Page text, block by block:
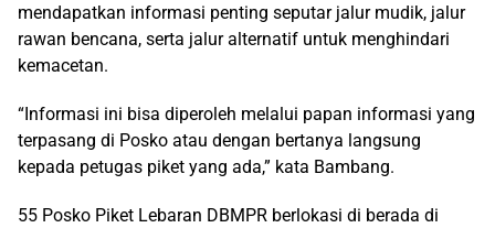
mendapatkan informasi penting seputar jalur mudik, jalur
rawan bencana, serta jalur alternatif untuk menghindari
kemacetan.
“Informasi ini bisa diperoleh melalui papan informasi yang
terpasang di Posko atau dengan bertanya langsung
kepada petugas piket yang ada,” kata Bambang.
55 Posko Piket Lebaran DBMPR berlokasi di berada di